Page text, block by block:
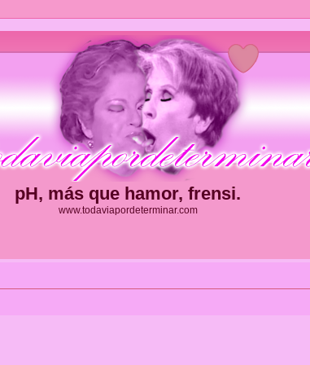
pH, más que hamor, frensi.
www.todaviapordeterminar.com